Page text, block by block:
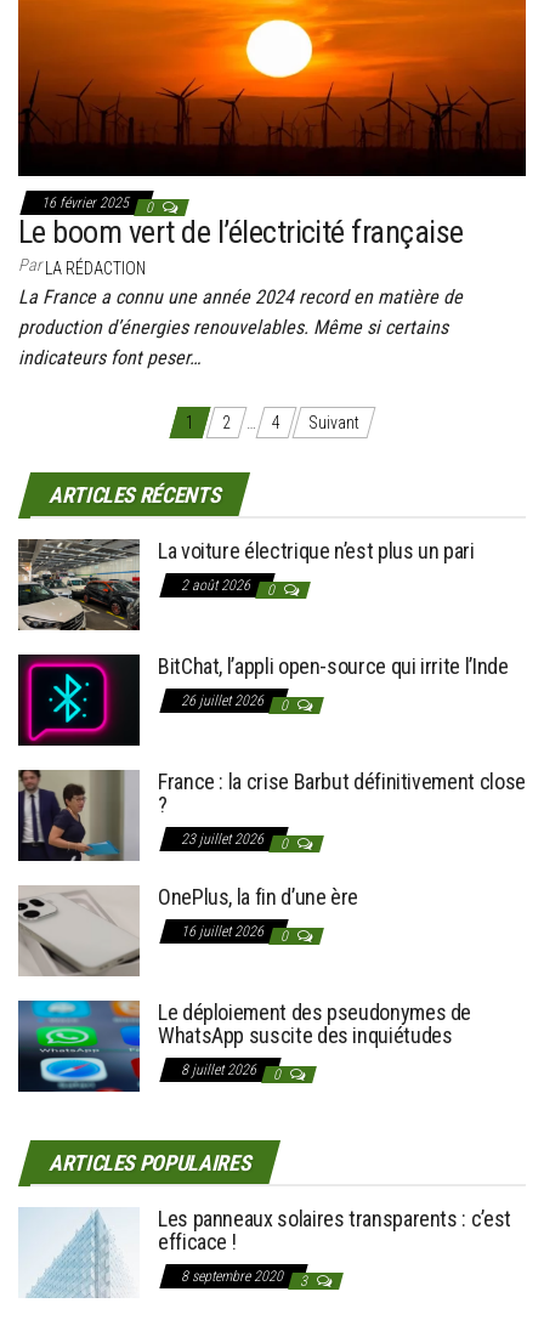
16 février 2025 0
Le boom vert de l’électricité française
Par LA RÉDACTION
La France a connu une année 2024 record en matière de
production d’énergies renouvelables. Même si certains
indicateurs font peser…
Pagination des publications
1 2 4 Suivant
ARTICLES RÉCENTS
La voiture électrique n’est plus un pari
2 août 2026 0
BitChat, l’appli open-source qui irrite l’Inde
26 juillet 2026 0
France : la crise Barbut définitivement close
?
23 juillet 2026 0
OnePlus, la fin d’une ère
16 juillet 2026 0
Le déploiement des pseudonymes de
WhatsApp suscite des inquiétudes
8 juillet 2026 0
ARTICLES POPULAIRES
Les panneaux solaires transparents : c’est
efficace !
8 septembre 2020 3